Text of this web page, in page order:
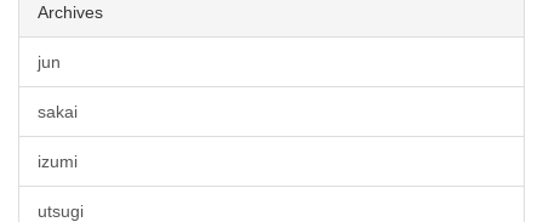
Archives
jun
sakai
izumi
utsugi